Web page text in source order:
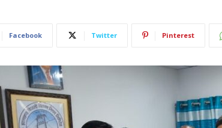
Facebook Twitter Pinterest